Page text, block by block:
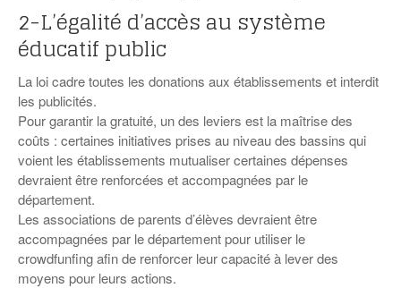
2-L’égalité d’accès au système
éducatif public
La loi cadre toutes les donations aux établissements et interdit
les publicités.
Pour garantir la gratuité, un des leviers est la maîtrise des
coûts : certaines initiatives prises au niveau des bassins qui
voient les établissements mutualiser certaines dépenses
devraient être renforcées et accompagnées par le
département.
Les associations de parents d’élèves devraient être
accompagnées par le département pour utiliser le
crowdfunfing afin de renforcer leur capacité à lever des
moyens pour leurs actions.